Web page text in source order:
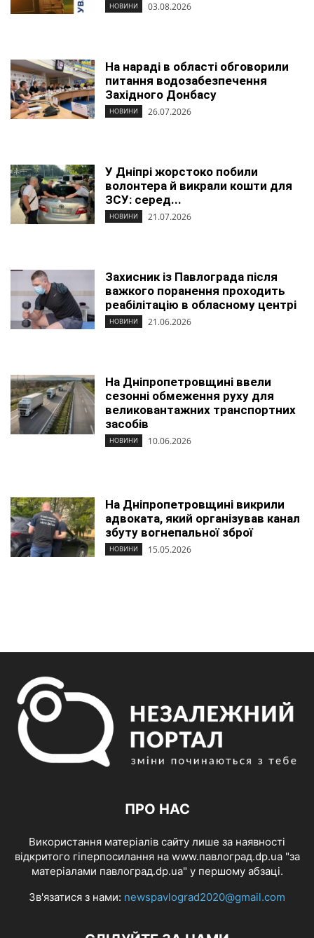
НОВИНИ 03.08.2026
На нараді в області обговорили
питання водозабезпечення
Західного Донбасу
НОВИНИ 26.07.2026
У Дніпрі жорстоко побили
волонтера й викрали кошти для
ЗСУ: серед...
НОВИНИ 21.07.2026
Захисник із Павлограда після
важкого поранення проходить
реабілітацію в обласному центрі
НОВИНИ 21.06.2026
На Дніпропетровщині ввели
сезонні обмеження руху для
великовантажних транспортних
засобів
НОВИНИ 10.06.2026
На Дніпропетровщині викрили
адвоката, який організував канал
збуту вогнепальної зброї
НОВИНИ 15.05.2026
ПРО НАС
Використання матеріалів сайту лише за наявності
відкритого гіперпосилання на www.павлоград.dp.ua "за
матеріалами павлоград.dp.ua" у першому абзаці.
Зв'язатися з нами: newspavlograd2020@gmail.com